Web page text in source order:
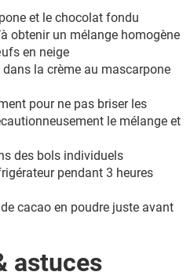
et le chocolat fondu
obtenir un mélange homogène
en neige
dans la crème au mascarpone
pour ne pas briser les
le mélange et
des bols individuels
pendant 3 heures
cacao en poudre juste avant
astuces